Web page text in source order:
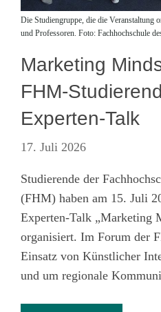
Die Studiengruppe, die die Veranstaltung
und Professoren. Foto: Fachhochschule
Marketing
FHM-
Experten-Talk
17. Juli 2026
Studierende der
(FHM) haben am 15. Juli
Experten-Talk „Marketing
organisiert. Im Forum der
Einsatz von Künstlicher
und um regionale